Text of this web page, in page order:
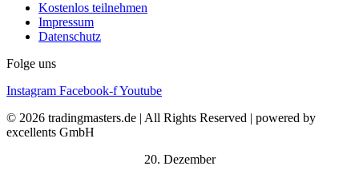
Kostenlos teilnehmen
Impressum
Datenschutz
Folge uns
Instagram Facebook-fYoutube
© 2026 tradingmasters.de | All Rights Reserved | powered by
excellents GmbH
20. Dezember